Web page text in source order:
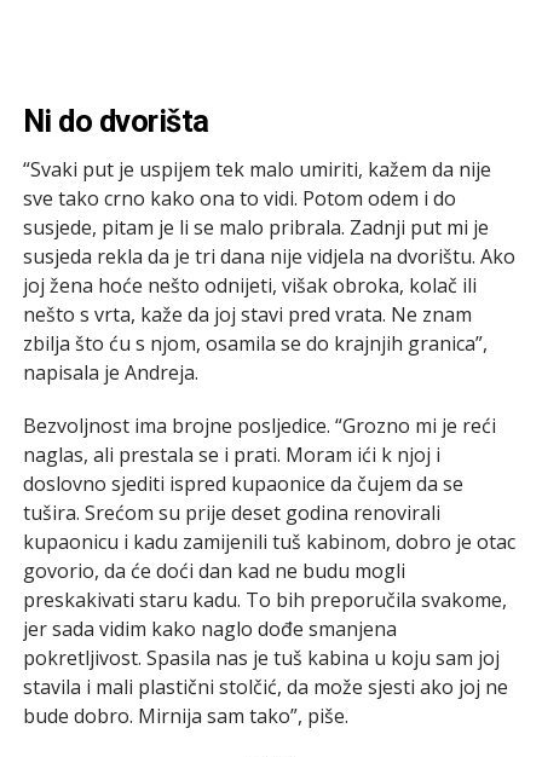
Ni do dvorišta
“Svaki put je uspijem tek malo umiriti, kažem da nije
sve tako crno kako ona to vidi. Potom odem i do
susjede, pitam je li se malo pribrala. Zadnji put mi je
susjeda rekla da je tri dana nije vidjela na dvorištu. Ako
joj žena hoće nešto odnijeti, višak obroka, kolač ili
nešto s vrta, kaže da joj stavi pred vrata. Ne znam
zbilja što ću s njom, osamila se do krajnjih granica”,
napisala je Andreja.
Bezvoljnost ima brojne posljedice. “Grozno mi je reći
naglas, ali prestala se i prati. Moram ići k njoj i
doslovno sjediti ispred kupaonice da čujem da se
tušira. Srećom su prije deset godina renovirali
kupaonicu i kadu zamijenili tuš kabinom, dobro je otac
govorio, da će doći dan kad ne budu mogli
preskakivati staru kadu. To bih preporučila svakome,
jer sada vidim kako naglo dođe smanjena
pokretljivost. Spasila nas je tuš kabina u koju sam joj
stavila i mali plastični stolčić, da može sjesti ako joj ne
bude dobro. Mirnija sam tako”, piše.